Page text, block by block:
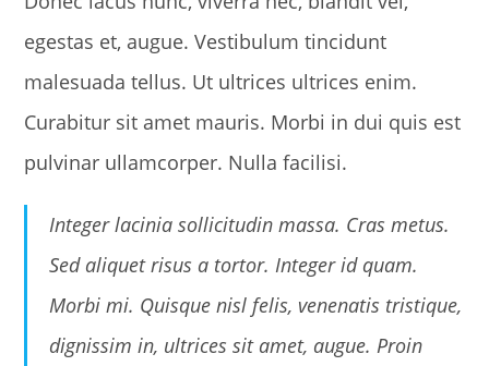
egestas et, augue. Vestibulum tincidunt
malesuada tellus. Ut ultrices ultrices enim.
Curabitur sit amet mauris. Morbi in dui quis est
pulvinar ullamcorper. Nulla facilisi.
Integer lacinia sollicitudin massa. Cras metus.
Sed aliquet risus a tortor. Integer id quam.
Morbi mi. Quisque nisl felis, venenatis tristique,
dignissim in, ultrices sit amet, augue. Proin